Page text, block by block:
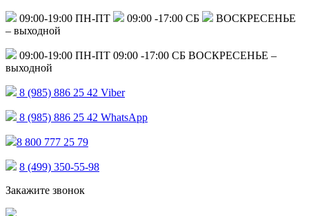
09:00-19:00 ПН-ПТ 09:00 -17:00 СБ
ВОСКРЕСЕНЬЕ
– выходной
09:00-19:00 ПН-ПТ 09:00 -17:00 СБ ВОСКРЕСЕНЬЕ –
выходной
8 (985) 886 25 42 Viber
8 (985) 886 25 42 WhatsApp
8 800 777 25 79
8 (499) 350-55-98
Закажите звонок